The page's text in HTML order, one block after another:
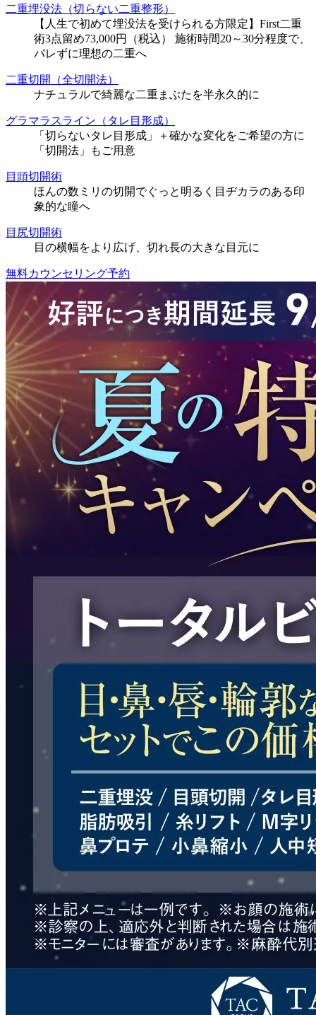
二重埋没法（切らない二重整形）
【人生で初めて埋没法を受けられる方限定】First二重
術3点留め73,000円（税込） 施術時間20～30分程度で、
バレずに理想の二重へ
二重切開（全切開法）
ナチュラルで綺麗な二重まぶたを半永久的に
グラマラスライン（タレ目形成）
「切らないタレ目形成」＋確かな変化をご希望の方に
「切開法」もご用意
目頭切開術
ほんの数ミリの切開でぐっと明るく目ヂカラのある印
象的な瞳へ
目尻切開術
目の横幅をより広げ、切れ長の大きな目元に
無料カウンセリング予約